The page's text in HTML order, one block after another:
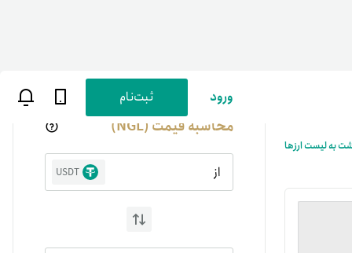
ورود ثبت‌نام
به لیست ارزها
محاسبه قیمت (NGL)
از USDT